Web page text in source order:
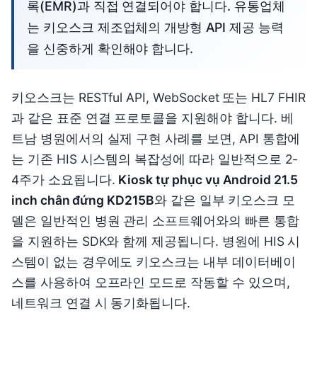
록(EMR)과 직접 연결되어야 합니다. 유통업체
는 키오스크 제조업체의 개방형 API 제공 능력
을 신중하게 확인해야 합니다.
키오스크는 RESTful API, WebSocket 또는 HL7 FHIR
과 같은 표준 연결 프로토콜을 지원해야 합니다. 베
트남 병원에서의 실제 구현 사례를 보면, API 통합에
는 기존 HIS 시스템의 복잡성에 따라 일반적으로 2-
4주가 소요됩니다. Kiosk tự phục vụ Android 21.5
inch chân đứng KD215B와 같은 일부 키오스크 모
델은 일반적인 병원 관리 소프트웨어와의 빠른 통합
을 지원하는 SDK와 함께 제공됩니다. 병원에 HIS 시
스템이 없는 경우에도 키오스크는 내부 데이터베이
스를 사용하여 오프라인 모드로 작동할 수 있으며,
네트워크 연결 시 동기화됩니다.